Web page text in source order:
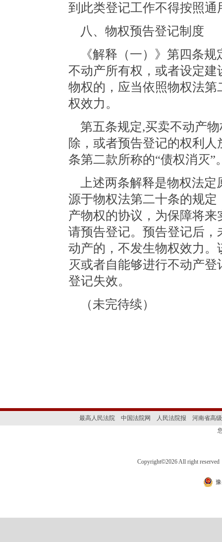
到此类登记工作不得按照
八、物权预告登记制度
《解释（一）》第四条规
不动产所有权，或者设定
物权的，应当依照物权法
权效力。
第五条规定,买卖不动产
除，或者预告登记的权利
条第二款所称的“债权消灭”
上述两条解释是物权法定
源于物权法第二十条的规
产物权的协议，为保障将
请预告登记。预告登记后
动产的，不发生物权效力
灭或者自能够进行不动产
登记失效。
（未完待续）
最高人民法院 中国法院网 人民法院报
河南省高
Copyright©2026 All right